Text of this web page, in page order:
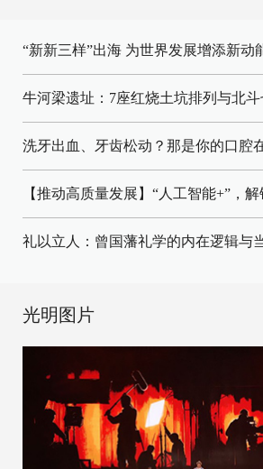
“新新三样”出海 为世界发展增添新动
牛河梁遗址：7座红烧土坑排列与北
洗牙出血、牙齿松动？那是你的口腔
【推动高质量发展】“人工智能+”，
礼以立人：曾国藩礼学的内在逻辑与
光明图片